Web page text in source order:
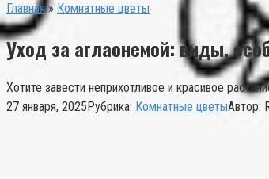
Главная » Комнатные цветы
Уход за аглаонемой: виды,
Хотите завести неприхотливое и красивое
27 января, 2025Рубрика: Комнатные цветыАвтор: